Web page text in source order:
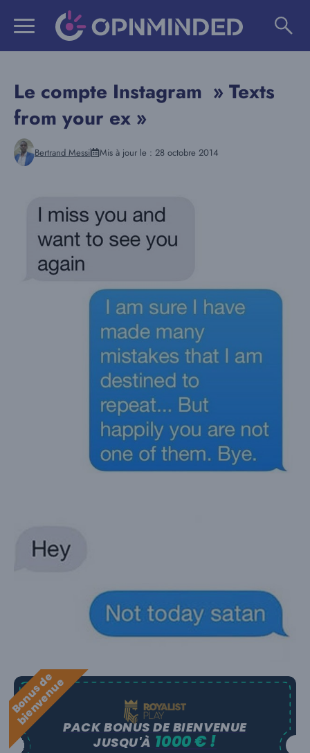
Le compte Instagram » Texts
from your ex »
Bertrand Messi Mis à jour le : 28 octobre 2014
B
o
n
u
s
d
e
b
i
e
n
v
e
n
u
ePACK BONUS DE BIENVENUE
JUSQU'À 1000 € !